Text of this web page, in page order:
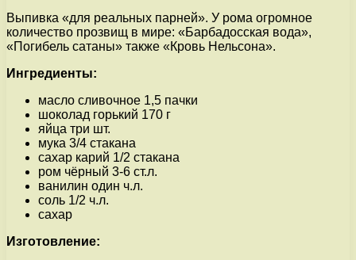
Выпивка «для реальных парней». У рома огромное
количество прозвищ в мире: «Барбадосская вода»,
«Погибель сатаны» также «Кровь Нельсона».
Ингредиенты:
масло сливочное 1,5 пачки
шоколад горький 170 г
яйца три шт.
мука 3/4 стакана
сахар карий 1/2 стакана
ром чёрный 3-6 ст.л.
ванилин один ч.л.
соль 1/2 ч.л.
сахар
Изготовление: